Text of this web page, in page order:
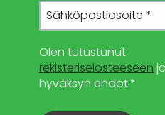
Olen tutustunut
rekisteriselosteeseen ja
hyväksyn ehdot.*